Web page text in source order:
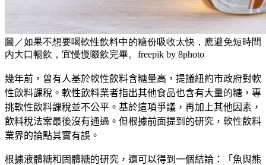
圖／如果不想要喝軟性飲料中的糖份吸收太快，應避免短時間
內大口暢飲，宜慢慢啜飲完畢。freepik by 8photo
幾年前，曾有人基於軟性飲料含糖量高，提議紐約市政府對軟
性飲料課稅。軟性飲料業者指出其他食品也含有大量的糖，專
挑軟性飲料課稅並不公平。基於這項爭議，再加上其他因素，
飲料稅法案最後沒有通過。但根據前面提到的研究，軟性飲料
業界的論點其實有誤。
根據液體糖和固體糖的研究，還可以得到一個結論：「魚與熊